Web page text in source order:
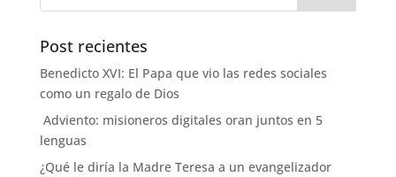
Post recientes
Benedicto XVI: El Papa que vio las redes sociales
como un regalo de Dios
Adviento: misioneros digitales oran juntos en 5
lenguas
¿Qué le diría la Madre Teresa a un evangelizador